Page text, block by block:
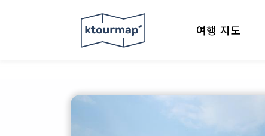
여행 지도